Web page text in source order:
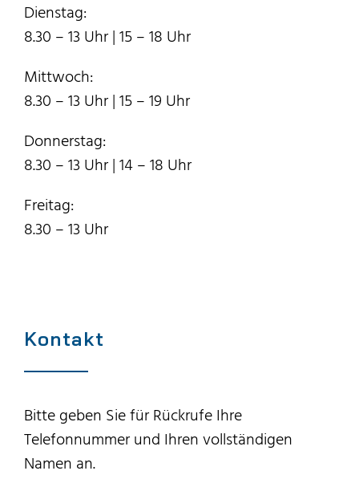
Dienstag:
8.30 – 13 Uhr | 15 – 18 Uhr
Mittwoch:
8.30 – 13 Uhr | 15 – 19 Uhr
Donnerstag:
8.30 – 13 Uhr | 14 – 18 Uhr
Freitag:
8.30 – 13 Uhr
Kontakt
Bitte geben Sie für Rückrufe Ihre
Telefonnummer und Ihren vollständigen
Namen an.